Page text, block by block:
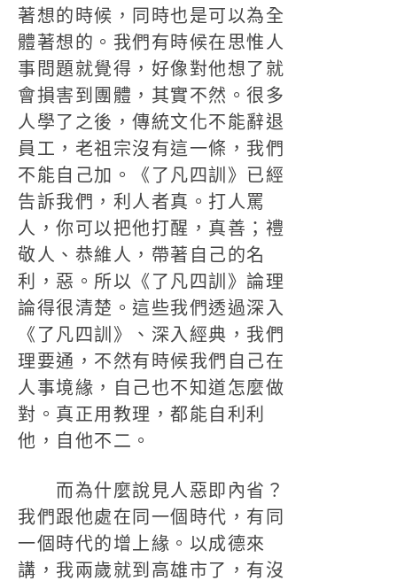
著想的時候，同時也是可以為全
體著想的。我們有時候在思惟人
事問題就覺得，好像對他想了就
會損害到團體，其實不然。很多
人學了之後，傳統文化不能辭退
員工，老祖宗沒有這一條，我們
不能自己加。《了凡四訓》已經
告訴我們，利人者真。打人罵
人，你可以把他打醒，真善；禮
敬人、恭維人，帶著自己的名
利，惡。所以《了凡四訓》論理
論得很清楚。這些我們透過深入
《了凡四訓》、深入經典，我們
理要通，不然有時候我們自己在
人事境緣，自己也不知道怎麼做
對。真正用教理，都能自利利
他，自他不二。
而為什麼說見人惡即內省？
我們跟他處在同一個時代，有同
一個時代的增上緣。以成德來
講，我兩歲就到高雄市了，有沒